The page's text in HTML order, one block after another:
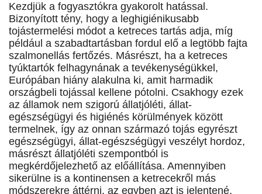
Kezdjük a fogyasztókra gyakorolt hatással.
Bizonyított tény, hogy a leghigiénikusabb
tojástermelési módot a ketreces tartás adja, míg
például a szabadtartásban fordul elő a legtöbb fajta
szalmonellás fertőzés. Másrészt, ha a ketreces
tyúktartók felhagynának a tevékenységükkel,
Európában hiány alakulna ki, amit harmadik
országbeli tojással kellene pótolni. Csakhogy ezek
az államok nem szigorú állatjóléti, állat-
egészségügyi és higiénés körülmények között
termelnek, így az onnan származó tojás egyrészt
egészségügyi, állat-egészségügyi veszélyt hordoz,
másrészt állatjóléti szempontból is
megkérdőjelezhető az előállítása. Amennyiben
sikerülne is a kontinensen a ketrecekről más
módszerekre áttérni, az egyben azt is jelentené,